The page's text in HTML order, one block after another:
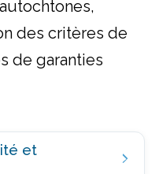
des critères de
de garanties
et